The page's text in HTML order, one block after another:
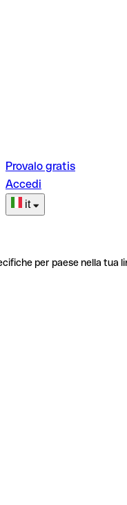
Provalo gratis
Accedi
it
per paese nella tua